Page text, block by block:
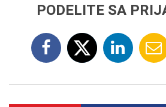
PODELITE SA